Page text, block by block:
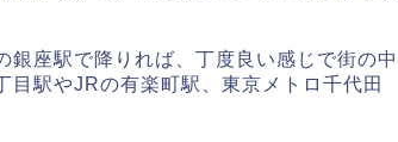
座駅で降りれば、丁度良い感じで街の中
駅やJRの有楽町駅、東京メトロ千代田